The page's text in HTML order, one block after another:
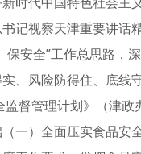
记视察天津重要讲
安全”工作总思路，
、风险防得住、底
督管理计划》（津
一）全面压实食品